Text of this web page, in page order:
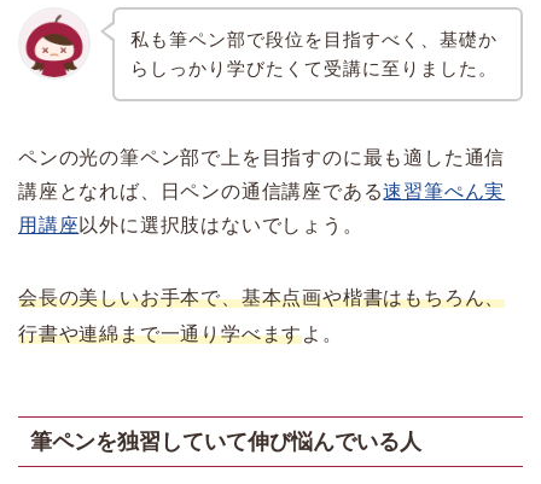
私も筆ペン部で段位を目指すべく、基礎か
らしっかり学びたくて受講に至りました。
ペンの光の筆ペン部で上を目指すのに最も適した通信
講座となれば、日ペンの通信講座である速習筆ぺん実
用講座 以外に選択肢はないでしょう。
会長の美しいお手本で、基本点画や楷書はもちろん、
行書や連綿まで一通り学べますよ。
筆ペンを独習していて伸び悩んでいる人